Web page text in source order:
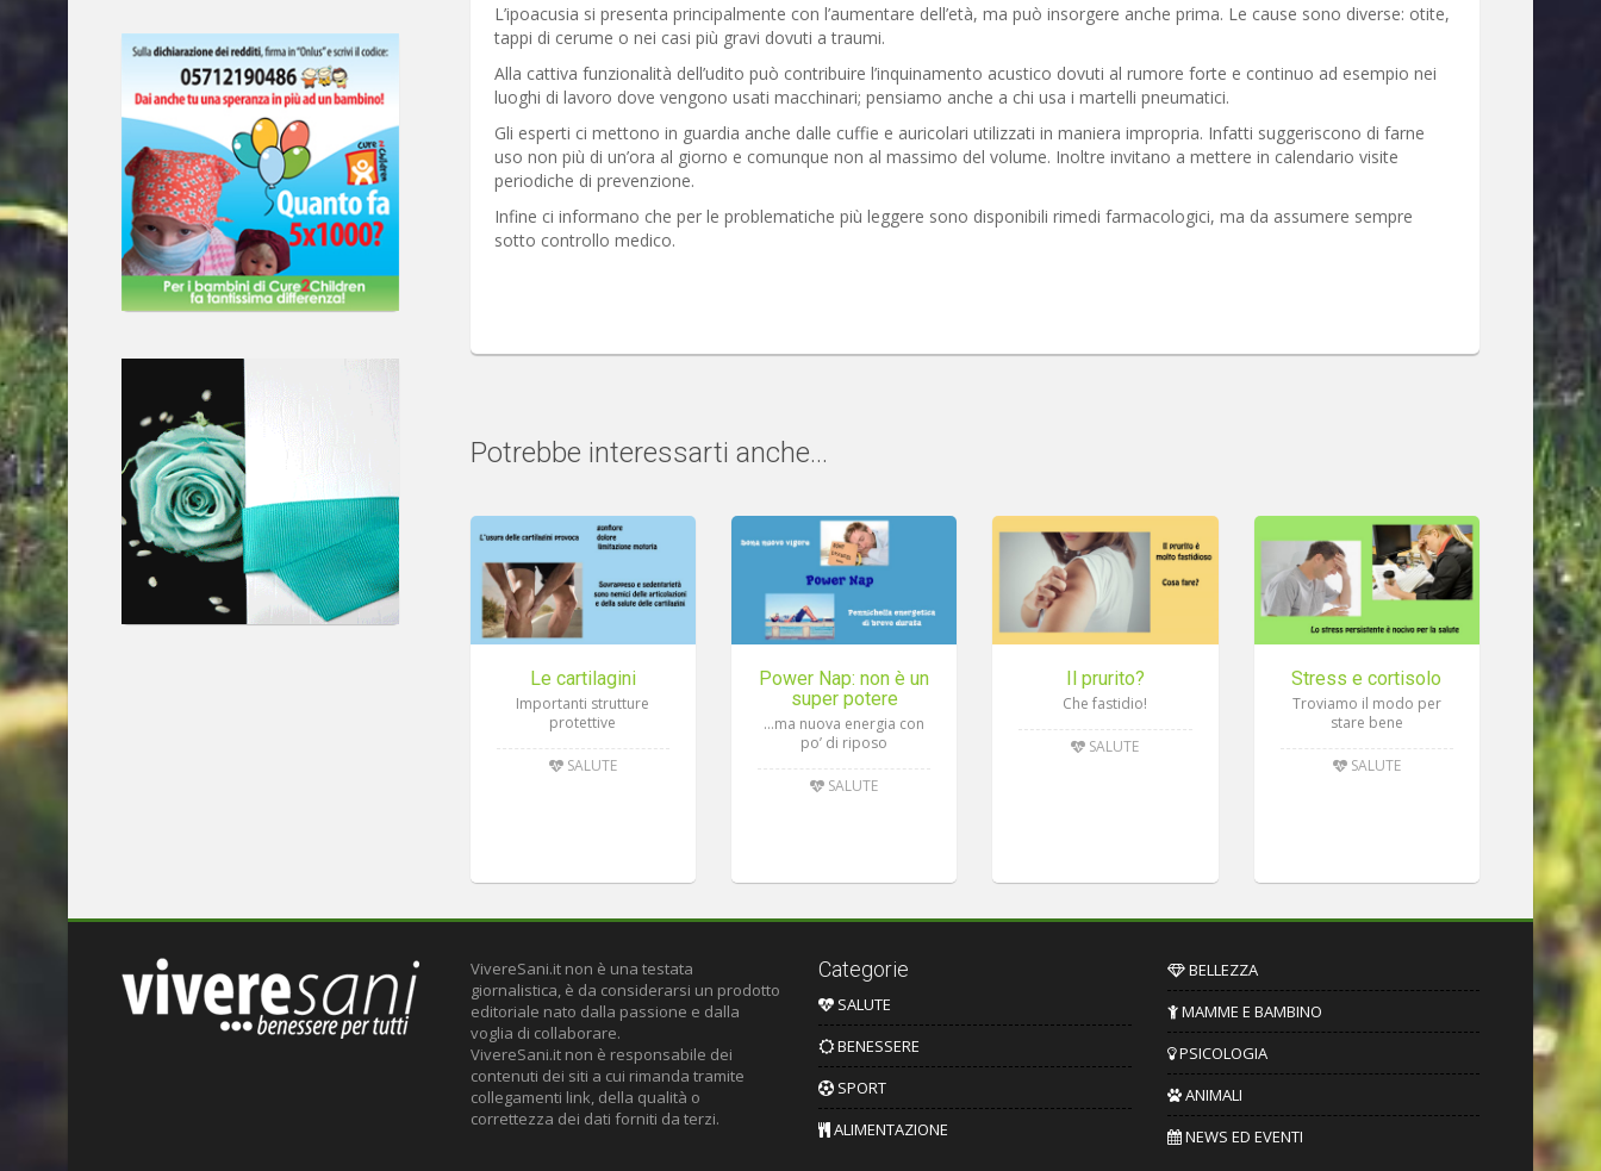
L’ipoacusia si presenta principalmente con l’aumentare dell’età, ma può insorgere anche prima. Le cause sono diverse: otite,
tappi di cerume o nei casi più gravi dovuti a traumi.
Alla cattiva funzionalità dell’udito può contribuire l’inquinamento acustico dovuti al rumore forte e continuo ad esempio nei
luoghi di lavoro dove vengono usati macchinari; pensiamo anche a chi usa i martelli pneumatici.
Gli esperti ci mettono in guardia anche dalle cuffie e auricolari utilizzati in maniera impropria. Infatti suggeriscono di farne
uso non più di un’ora al giorno e comunque non al massimo del volume. Inoltre invitano a mettere in calendario visite
periodiche di prevenzione.
Infine ci informano che per le problematiche più leggere sono disponibili rimedi farmacologici, ma da assumere sempre
sotto controllo medico.
Potrebbe interessarti anche...
Le cartilagini
Importanti strutture
protettive
SALUTE
Power Nap: non è un
super potere
…ma nuova energia con
po’ di riposo
SALUTE
Il prurito?
Che fastidio!
SALUTE
Stress e cortisolo
Troviamo il modo per
stare bene
SALUTE
VivereSani.it non è una testata
giornalistica, è da considerarsi un prodotto
editoriale nato dalla passione e dalla
voglia di collaborare.
VivereSani.it non è responsabile dei
contenuti dei siti a cui rimanda tramite
collegamenti link, della qualità o
correttezza dei dati forniti da terzi.
Categorie
SALUTE
BENESSERE
SPORT
ALIMENTAZIONE
BELLEZZA
MAMME E BAMBINO
PSICOLOGIA
ANIMALI
NEWS ED EVENTI